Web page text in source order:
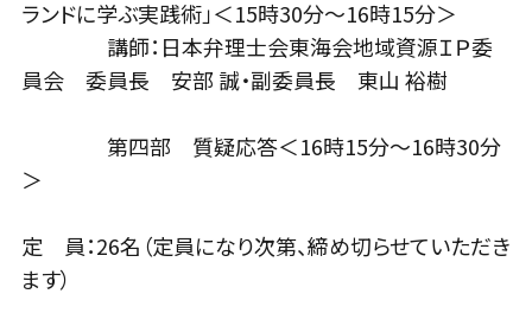
ランドに学ぶ実践術」＜15時30分～16時15分＞
講師：日本弁理士会東海会地域資源ＩＰ委
員会 委員長 安部 誠・副委員長 東山 裕樹
第四部 質疑応答＜16時15分～16時30分
＞
定 員：26名（定員になり次第、締め切らせていただき
ます）